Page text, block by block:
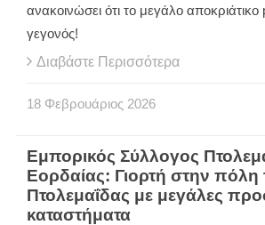
ανακοινώσει ότι το μεγάλο αποκριάτικο
γεγονός!
Διαβάστε Περισσότερα
18 Φεβρουάριος 2026
Εμπορικός Σύλλογος
Εορδαίας: Γιορτή στην πόλη
Πτολεμαΐδας με μεγάλες
καταστήματα